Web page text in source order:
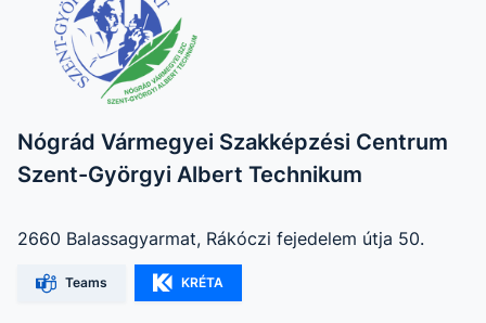
Nógrád Vármegyei Szakképzési Centrum
Szent-Györgyi Albert Technikum
2660 Balassagyarmat, Rákóczi fejedelem útja 50.
Teams KRÉTA